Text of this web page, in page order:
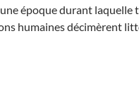
une époque durant laquelle
humaines décimèrent